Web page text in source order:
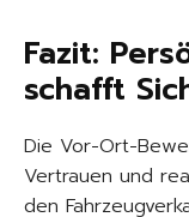
Fazit:
schafft
Die Vor-Ort-
Vertrauen und
den